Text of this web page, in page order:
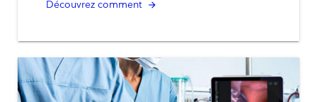
Découvrez comment